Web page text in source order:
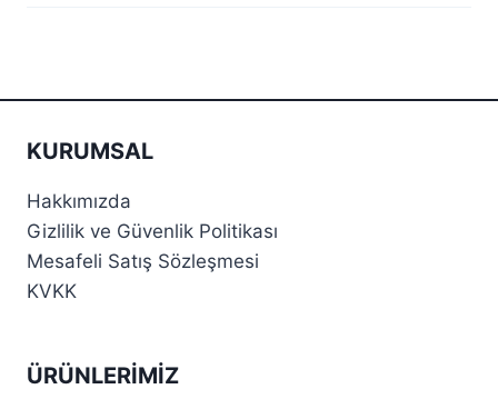
KURUMSAL
Hakkımızda
Gizlilik ve Güvenlik Politikası
Mesafeli Satış Sözleşmesi
KVKK
ÜRÜNLERIMIZ